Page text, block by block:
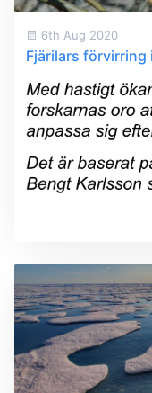
6th Aug 2020
Fjärilars